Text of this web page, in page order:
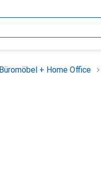
Büromöbel + Home Office